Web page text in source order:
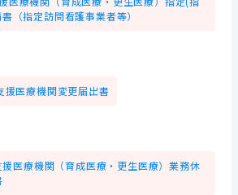
（指定訪問看護事業者等）
援医療機関変更届出書
医療機関（育成医療・更生医療）業務休